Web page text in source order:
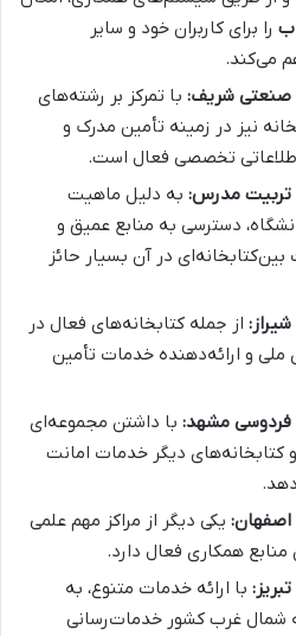
را برای کاربران خود و سایر
می‌کند.
صنعتی شریف: با تمرکز بر رشته‌های
نیز در زمینه تأمین مدرک و
تخصصی فعال است.
تربیت مدرس: به دلیل ماهیت
دسترسی به منابع عمیق و
در آن بسیار حائز
از جمله کتابخانه‌های فعال در
و ارائه‌دهنده خدمات تأمین
فردوسی مشهد: با داشتن مجموعه‌ای
کتابخانه‌های دیگر خدمات امانت
اصفهان: یکی دیگر از مراکز مهم علمی
همکاری فعال دارد.
با ارائه خدمات متنوع، به
شمال غرب کشور خدمات‌رسانی